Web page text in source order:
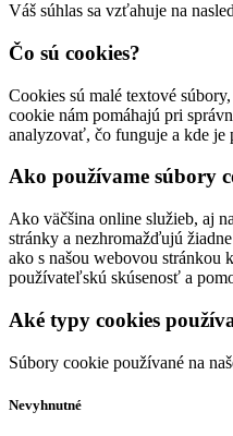
Váš súhlas sa vzťahuje na
Čo sú cookies?
Cookies sú malé textové
cookie nám pomáhajú pri
analyzovať, čo funguje a kde je
Ako používame súbory
Ako väčšina online služieb, aj
stránky a nezhromažďujú
ako s našou webovou stránkou
používateľskú skúsenosť a
Aké typy cookies
Súbory cookie používané na
Nevyhnutné